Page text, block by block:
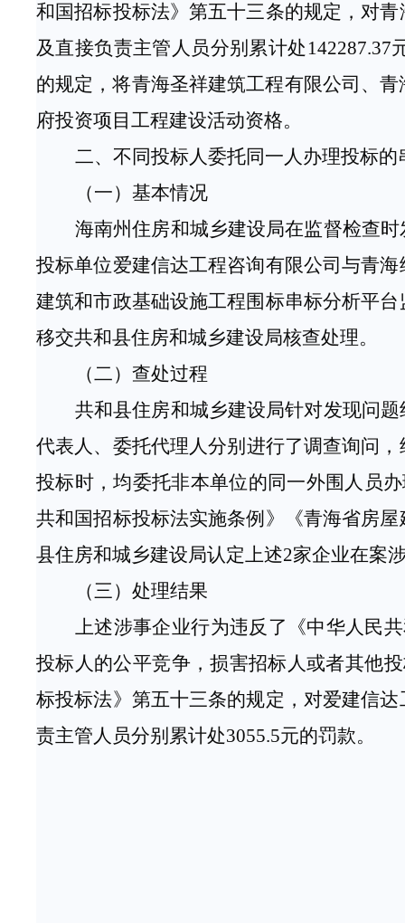
和国招标投标法》第五十三条的规定，对
及直接负责主管人员分别 累计处 142287.37
的规定，将青海圣祥建筑工程有限公司、
府投资项目工程建设活动资格。
二、不同投标人委托同一人办理投标的
（一）基本情况
海南州住房和城乡建设局在监督检查
投标单位爱建信达工程咨询有限公司与青
建筑和市政基础设施工程围标串标分析平台
移交共和县住房和城乡建设局核查处理。
（二） 查处过程
共和县住房和城乡建设局针对发现问题
代表人 、 委托代理人分别 进行了调查询问
投标时，均委托非本单位的同一外围人员
共和国招标投标法实施条例》《青海省房
县住房和城乡建设局认定上述2家企业在案
（三） 处理结果
上述涉事企业行为违反了《中华人民
投标人的公平竞争，损害招标人或者其他
标投标法》第五十三条的规定，对爱建信
责主管人员分别累计处3055.5元的罚款。